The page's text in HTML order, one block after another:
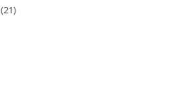
(21)